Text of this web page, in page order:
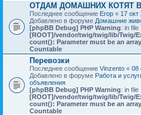
ОТДАМ ДОМАШНИХ КОТЯТ
Последнее сообщение Егор « 17
Добавлено в форуме Домашние
[phpBB Debug] PHP Warning: in file
[ROOT]/vendor/twig/twig/lib/Twig/
count(): Parameter must be an
Countable
Перевозки
Последнее сообщение Vinzento « 08
Добавлено в форуме Работа и
объявления
[phpBB Debug] PHP Warning: in file
[ROOT]/vendor/twig/twig/lib/Twig/
count(): Parameter must be an
Countable